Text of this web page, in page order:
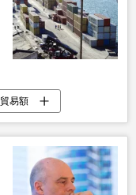
貿易額